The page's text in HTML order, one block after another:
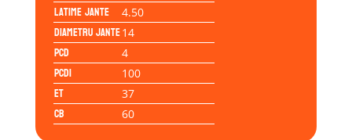
Latime jante
4.50
Diametru jante14
PCD 4
PCD1 100
ET 37
CB 60